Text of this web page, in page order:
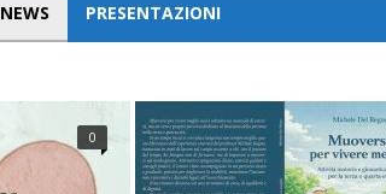
NEWS PRESENTAZIONI
0